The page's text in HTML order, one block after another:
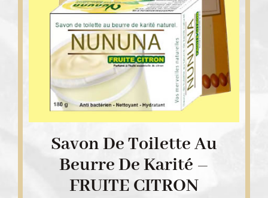
Savon De Toilette Au
Beurre De Karité –
FRUITE CITRON